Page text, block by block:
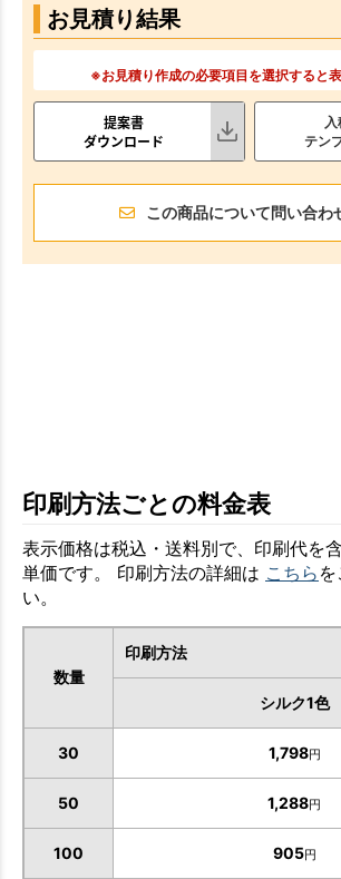
お見積り結果
※お見積り作成の必要項目を選択すると
提案書
ダウンロード
入
テン
この商品について問い合わ
印刷方法ごとの料金表
表示価格は税込・送料別で、印刷代を
単価です。 印刷方法の詳細は こちら
い。
数量
印刷方法
シルク1色
30 1,798円
50 1,288円
100 905円